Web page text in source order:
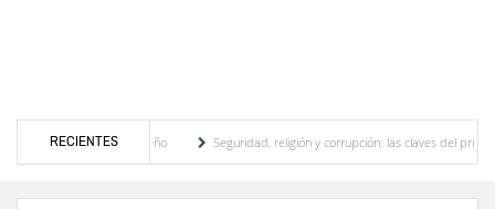
RECIENTES
turístico merideño
Seguridad, religión y corrupción: las claves del primer